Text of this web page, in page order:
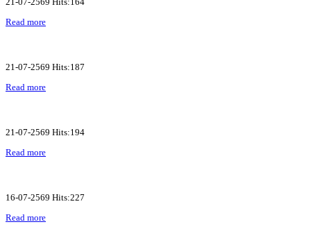
Read more
21-07-2569 Hits:187
Read more
21-07-2569 Hits:194
Read more
16-07-2569 Hits:227
Read more